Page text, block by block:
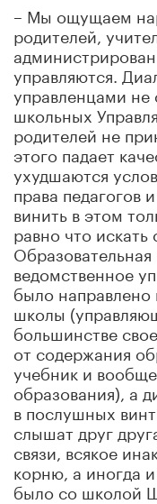
– Мы ощущаем
родителей,
управляются.
управленцами не
школьных
родителей не
этого падает
ухудшаются
права
винить в этом
равно что искать
Образовательная
ведомственное
было
школы
большинстве
от содержания
учебник и
образования), а
в послушных
слышат друг
связи, всякое
корню, а иногда
было со школой